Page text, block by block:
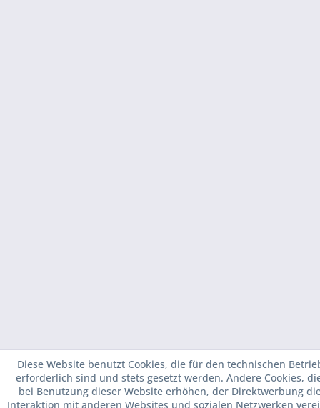
Diese Website benutzt Cookies, die für den technischen
erforderlich sind und stets gesetzt werden. Andere Cookies,
bei Benutzung dieser Website erhöhen, der Direktwerbung
Interaktion mit anderen Websites und sozialen Netzwerken